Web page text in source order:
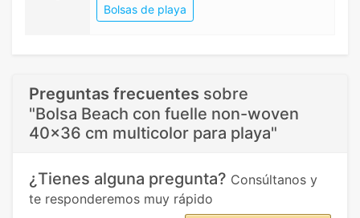
Bolsas de playa
Preguntas frecuentes sobre
"Bolsa Beach con fuelle non-woven
40x36 cm multicolor para playa"
¿Tienes alguna pregunta? Consúltanos y
te responderemos muy rápido